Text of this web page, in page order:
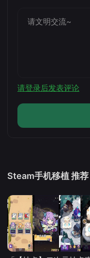
请登录后发表评论
Steam手机移植 推荐